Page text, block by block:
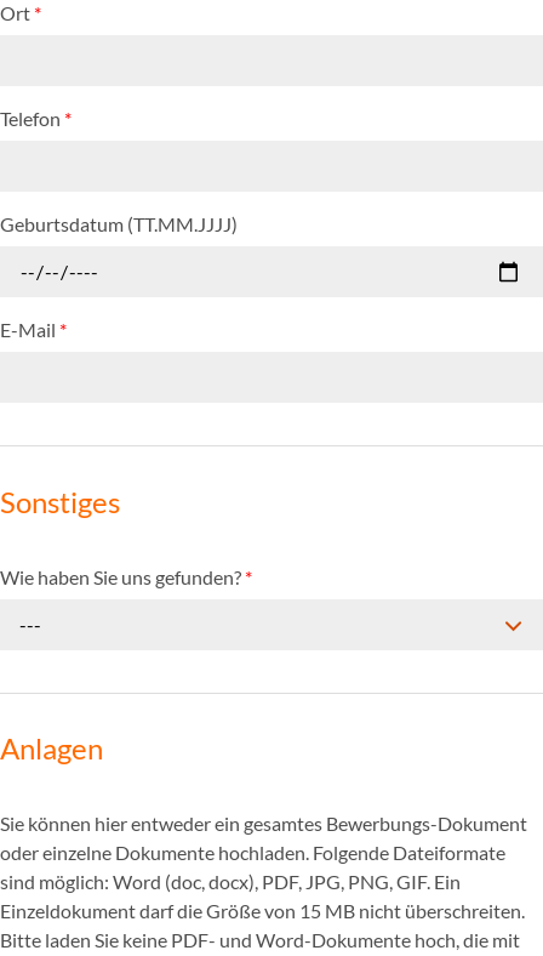
Ort *
Telefon *
Geburtsdatum (TT.MM.JJJJ)
E-Mail *
Sonstiges
Wie haben Sie uns gefunden? *
---
Anlagen
Sie können hier entweder ein gesamtes Bewerbungs-Dokument
oder einzelne Dokumente hochladen. Folgende Dateiformate
sind möglich: Word (doc, docx), PDF, JPG, PNG, GIF. Ein
Einzeldokument darf die Größe von 15 MB nicht überschreiten.
Bitte laden Sie keine PDF- und Word-Dokumente hoch, die mit